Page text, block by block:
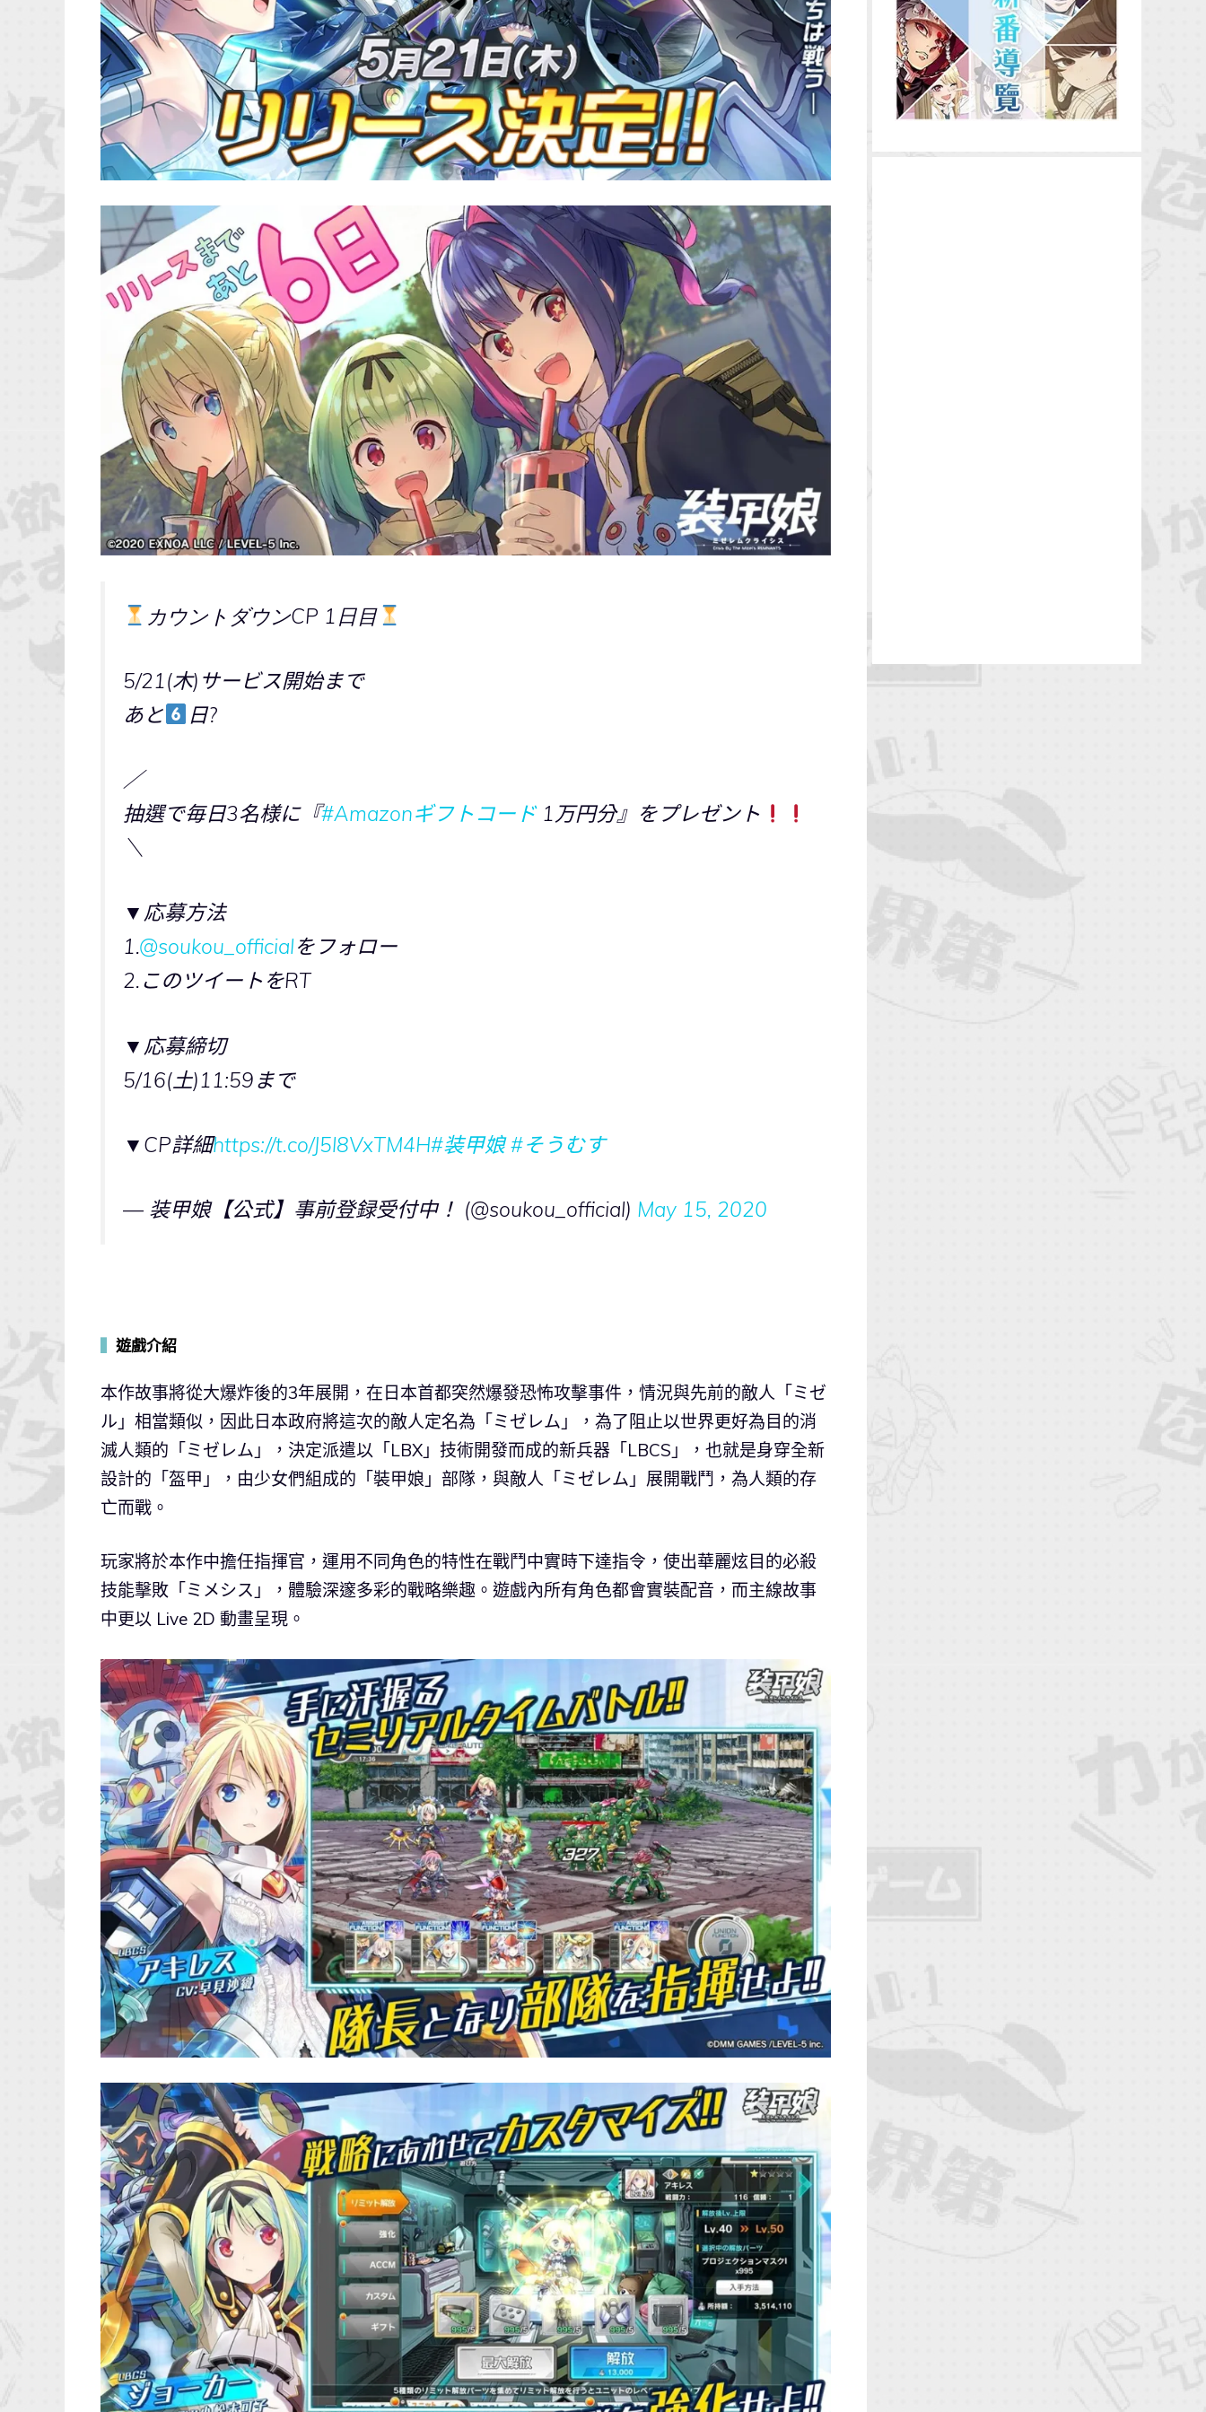
カウントダウンCP 1日目
5/21(木)サービス開始まで
あと
日?
／
抽選で毎日3名様に『#Amazonギフトコード1万円分』をプレゼント
＼
▼応募方法
1.@soukou_officialをフォロー
2.このツイートをRT
▼応募締切
5/16(土)11:59まで
▼CP詳細https://t.co/J5l8VxTM4H#装甲娘 #そうむす
— 装甲娘【公式】事前登録受付中！ (@soukou_official) May 15, 2020
遊戲介紹
本作故事將從大爆炸後的3年展開，在日本首都突然爆發恐怖攻擊事件，情況與先前的敵人「ミゼ
ル」相當類似，因此日本政府將這次的敵人定名為「ミゼレム」，為了阻止以世界更好為目的消
滅人類的「ミゼレム」，決定派遣以「LBX」技術開發而成的新兵器「LBCS」，也就是身穿全新
設計的「盔甲」，由少女們組成的「裝甲娘」部隊，與敵人「ミゼレム」展開戰鬥，為人類的存
亡而戰。
玩家將於本作中擔任指揮官，運用不同角色的特性在戰鬥中實時下達指令，使出華麗炫目的必殺
技能擊敗「ミメシス」，體驗深邃多彩的戰略樂趣。遊戲內所有角色都會實裝配音，而主線故事
中更以 Live 2D 動畫呈現。